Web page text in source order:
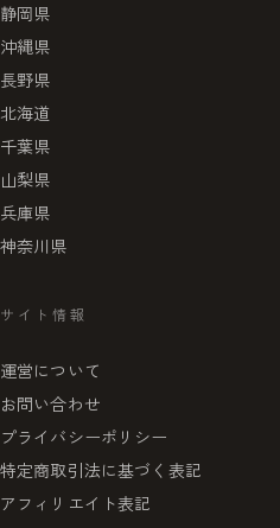
静岡県
沖縄県
長野県
北海道
千葉県
山梨県
兵庫県
神奈川県
サイト情報
運営について
お問い合わせ
プライバシーポリシー
特定商取引法に基づく表記
アフィリエイト表記